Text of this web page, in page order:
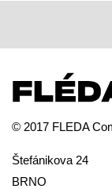
© 2017 FLEDA
Štefánikova 24
BRNO